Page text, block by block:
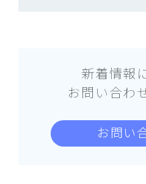
新着情報
お問い合わ
お問い